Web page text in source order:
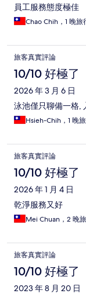
員工服務態度極佳
Chao Chih，1 晚旅
旅客真實評論
10/10 好極了
2026 年 3 月 6 日
泳池僅只聊備一格,
Hsieh-Chih，1 晚
旅客真實評論
10/10 好極了
2026 年 1 月 4 日
乾淨服務又好
Mei Chuan，2 晚
旅客真實評論
10/10 好極了
2023 年 8 月 20 日